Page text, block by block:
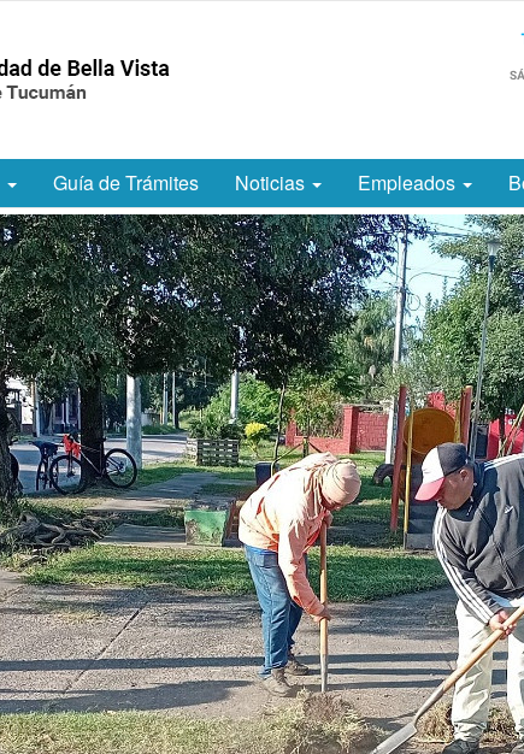
Guía de Trámites Noticias Empleados